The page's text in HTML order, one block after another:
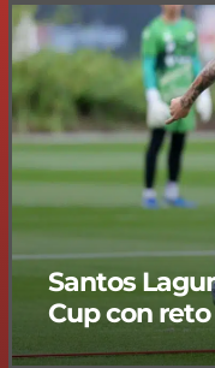
Santos
Cup con